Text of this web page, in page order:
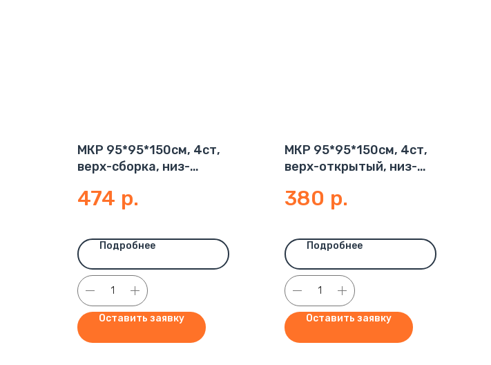
МКР 95*95*150см, 4ст,
верх-сборка, низ-
474 р.
Подробнее
Оставить заявку
МКР 95*95*150см, 4ст,
верх-открытый, низ-
380 р.
Подробнее
Оставить заявку